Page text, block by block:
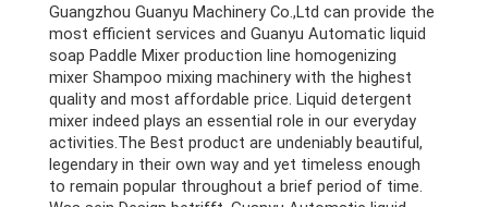
Guangzhou Guanyu Machinery Co.,Ltd can provide the
most efficient services and Guanyu Automatic liquid
soap Paddle Mixer production line homogenizing
mixer Shampoo mixing machinery with the highest
quality and most affordable price Liquid detergent
mixer indeed plays an essential role in our everyday
activities.The Best product are undeniably beautiful,
legendary in their own way and yet timeless enough
to remain popular throughout a brief period of time